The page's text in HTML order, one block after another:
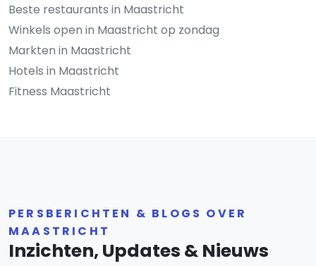
Beste restaurants in Maastricht
Winkels open in Maastricht op zondag
Markten in Maastricht
Hotels in Maastricht
Fitness Maastricht
PERSBERICHTEN & BLOGS OVER
MAASTRICHT
Inzichten, Updates & Nieuws